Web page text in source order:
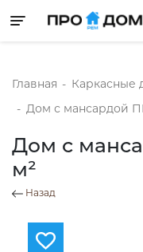
Toggle navigation
Главная - Каркасные
- Дом с мансардой
Дом с
м²
Назад